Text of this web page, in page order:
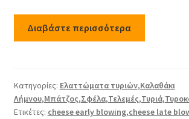
Διαβάστε περισσότερα
Κατηγορίες: Ελαττώματα τυριών,Καλαθάκι
Λήμνου,Μπάτζος,Σφέλα,Τελεμές,Τυριά,
Ετικέτες: cheese early blowing,cheese late